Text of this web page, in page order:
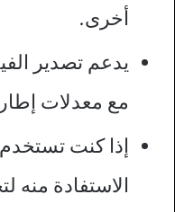
أخرى.
مع معدلات
الاستفادة منه